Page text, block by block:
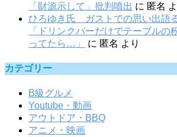
「財源示して」批判噴出 に 匿名
ひろゆき氏 ガストでの思い出語
「ドリンクバーだけでテーブルの
ってたら…」
に 匿名 より
カテゴリー
B級グルメ
Youtube・動画
アウトドア・BBQ
アニメ・映画